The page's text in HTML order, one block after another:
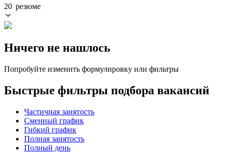
20 резюме
Ничего не нашлось
Попробуйте изменить формулировку или фильтры
Быстрые фильтры подбора вакансий
Частичная занятость
Сменный график
Гибкий график
Полная занятость
Полный день